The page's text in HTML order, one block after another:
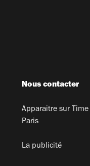
Nous contacter
Apparaitre sur Time
Paris
La publicité